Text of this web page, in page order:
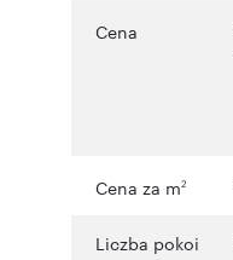
Cena
Cena za m2
Liczba pokoi